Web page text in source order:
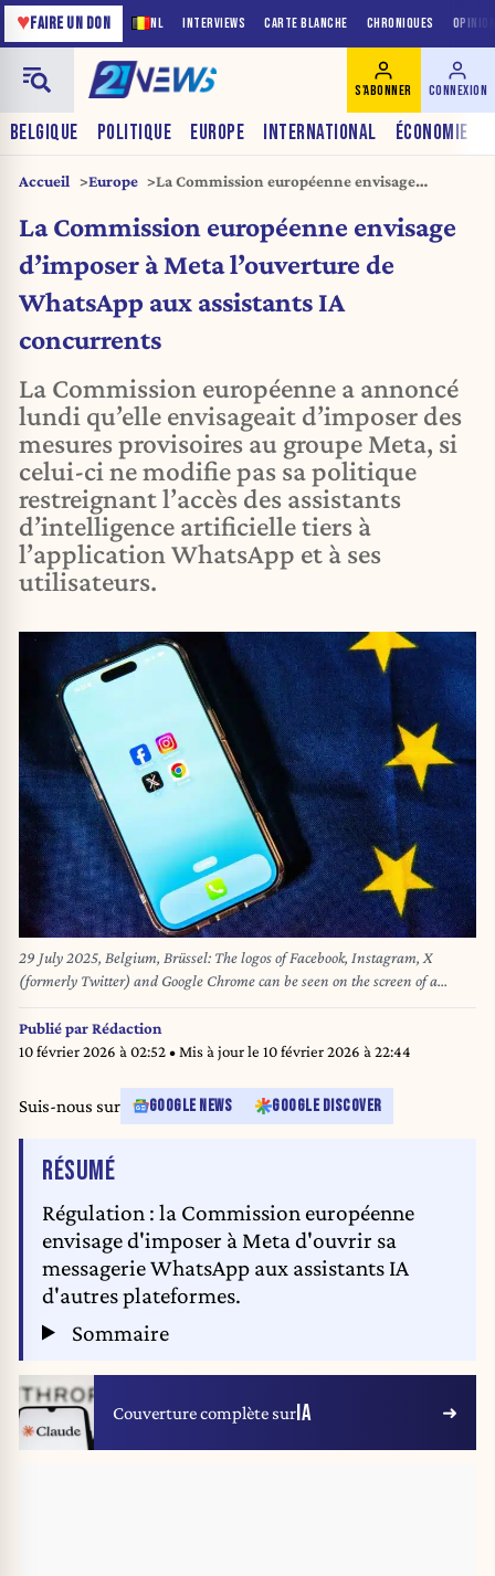
NL INTERVIEWS CARTE BLANCHE CHRONIQUES
♥FAIRE UN DON
BELGIQUE POLITIQUE EUROPE INTERNATIONAL ÉCONOMIE
S'ABONNER CONNEXION
Accueil Europe
La Commission européenne envisage
aux assistants IA concurrents
La Commission européenne envisage
d’imposer à Meta l’ouverture de
WhatsApp aux assistants IA
concurrents
La Commission européenne a annoncé
lundi qu’elle envisageait d’imposer des
mesures provisoires au groupe Meta, si
celui-ci ne modifie pas sa politique
restreignant l’accès des assistants
d’intelligence artificielle tiers à
l’application WhatsApp et à ses
utilisateurs.
29 July 2025, Belgium, Brüssel: The logos of Facebook, Instagram, X
(formerly Twitter) and Google Chrome can be seen on the screen of a
smartphone resting on an EU flag. The European Union is making large
online platforms and browser providers more accountable with laws such as
the Digital Services Act (DSA) and the Digital Markets Act (DMA). Photo:
Publié parRédaction
10 février 2026 à 02:52• Mis à jour le 10 février 2026 à 22:44
Suis-nous sur GOOGLE NEWS GOOGLE DISCOVER
RÉSUMÉDE L'ARTICLE
Régulation : la Commission européenne
envisage d'imposer à Meta d'ouvrir sa
messagerie WhatsApp aux assistants IA
d'autres plateformes.
Sommaire
Couverture complète surIA